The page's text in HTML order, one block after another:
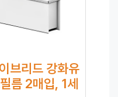
브리드 강화유
름 2매입, 1세